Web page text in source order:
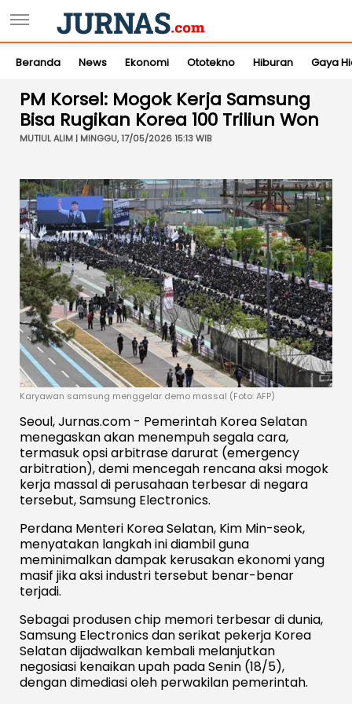
Beranda News Ekonomi Ototekno Hiburan Gaya
PM Korsel: Mogok Kerja Samsung
Bisa Rugikan Korea 100 Triliun Won
MUTIUL ALIM | MINGGU, 17/05/2026 15:13 WIB
Karyawan samsung menggelar demo massal (Foto: AFP)
Seoul, Jurnas.com - Pemerintah Korea Selatan
menegaskan akan menempuh segala cara,
termasuk opsi arbitrase darurat (emergency
arbitration), demi mencegah rencana aksi mogok
kerja massal di perusahaan terbesar di negara
tersebut, Samsung Electronics.
Perdana Menteri Korea Selatan, Kim Min-seok,
menyatakan langkah ini diambil guna
meminimalkan dampak kerusakan ekonomi yang
masif jika aksi industri tersebut benar-benar
terjadi.
Sebagai produsen chip memori terbesar di dunia,
Samsung Electronics dan serikat pekerja Korea
Selatan dijadwalkan kembali melanjutkan
negosiasi kenaikan upah pada Senin (18/5),
dengan dimediasi oleh perwakilan pemerintah.